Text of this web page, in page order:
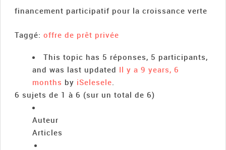
financement participatif pour la croissance verte
Taggé: offre de prêt privée
This topic has 5 réponses, 5 participants,
and was last updated Il y a 9 years, 6
months by iSelesele.
6 sujets de 1 à 6 (sur un total de 6)
Auteur
Articles